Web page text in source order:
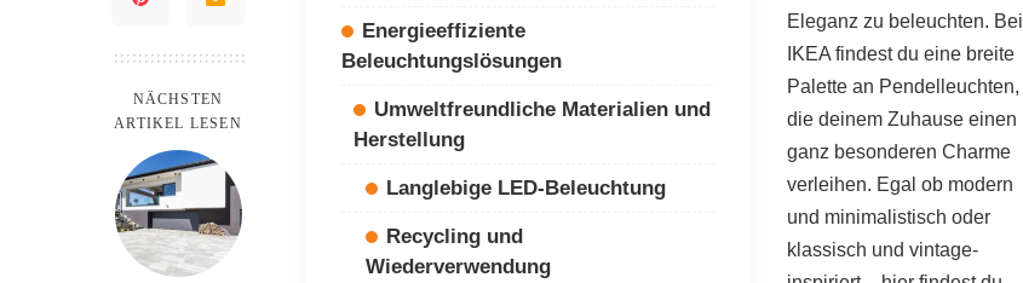
NÄCHSTEN
ARTIKEL LESEN
Energieeffiziente
Beleuchtungslösungen
Umweltfreundliche Materialien und
Herstellung
Langlebige LED-Beleuchtung
Recycling und
Wiederverwendung
Eleganz zu beleuchten. Bei
IKEA findest du eine breite
Palette an Pendelleuchten,
die deinem Zuhause einen
ganz besonderen Charme
verleihen. Egal ob modern
und minimalistisch oder
klassisch und vintage-